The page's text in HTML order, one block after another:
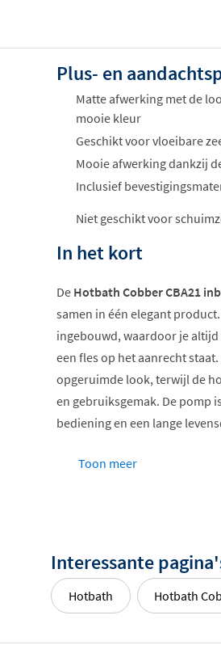
Plus- en
Matte afwerking met de
mooie kleur
Geschikt voor vloeibare
Mooie afwerking dankzij
Inclusief
Niet geschikt voor
In het kort
De Hotbath Cobber CBA21
samen in één elegant
ingebouwd, waardoor je
een fles op het aanrecht staat.
opgeruimde look, terwijl de
en gebruiksgemak. De pomp
bediening en een lange
Inbouwmontage voor
De Cobber
Toon meer
Interessante
Hotbath Hotbath